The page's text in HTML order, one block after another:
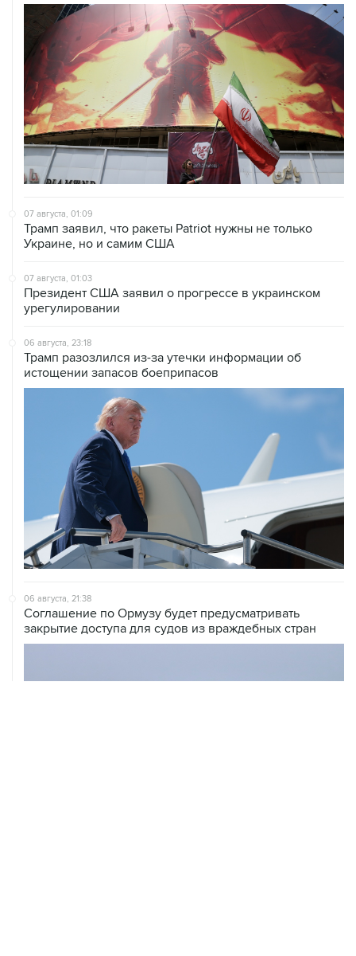
07 августа, 01:09
Трамп заявил, что ракеты Patriot нужны не только
Украине, но и самим США
07 августа, 01:03
Президент США заявил о прогрессе в украинском
урегулировании
06 августа, 23:18
Трамп разозлился из-за утечки информации об
истощении запасов боеприпасов
06 августа, 21:38
Соглашение по Ормузу будет предусматривать
закрытие доступа для судов из враждебных стран